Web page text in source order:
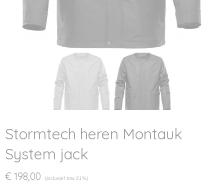
Stormtech heren Montauk
System jack
€ 198,00 (inclusief btw 21%)